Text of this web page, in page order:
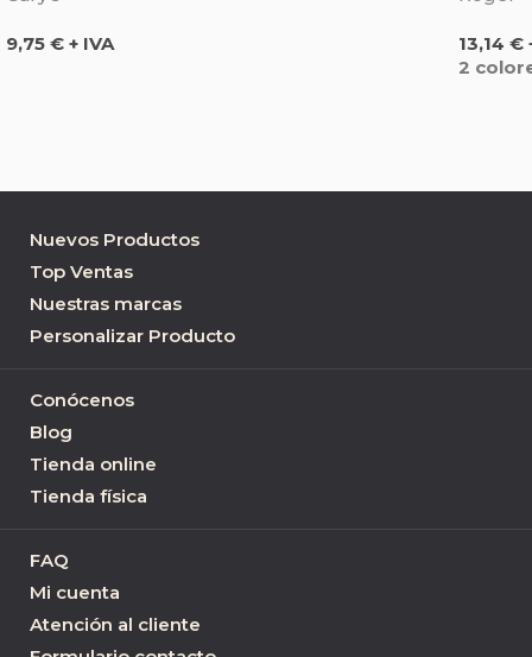
Precio
9,75 € + IVA Precio
13,14 €
2
Nuevos Productos
Top Ventas
Nuestras marcas
Personalizar Producto
Conócenos
Blog
Tienda online
Tienda física
FAQ
Mi cuenta
Atención al cliente